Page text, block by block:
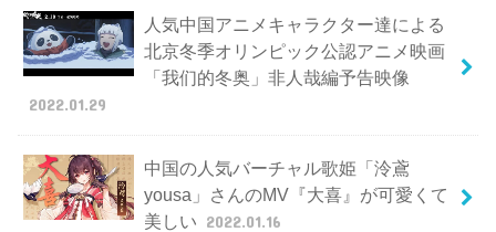
人気中国アニメキャラクター達による
北京冬季オリンピック公認アニメ映画
「我们的冬奥」非人哉編予告映像
2022.01.29
中国の人気バーチャル歌姫「泠鳶
yousa」さんのMV『大喜』が可愛くて
美しい 2022.01.16